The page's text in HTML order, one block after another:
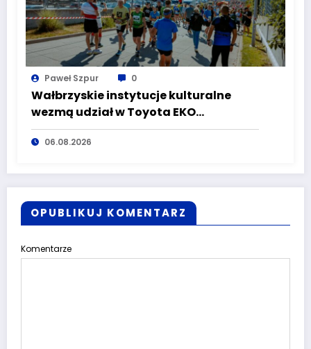
Paweł Szpur 0
Wałbrzyskie instytucje kulturalne
wezmą udział w Toyota EKO
Półmaraton Wałbrzych
06.08.2026
OPUBLIKUJ KOMENTARZ
Komentarze